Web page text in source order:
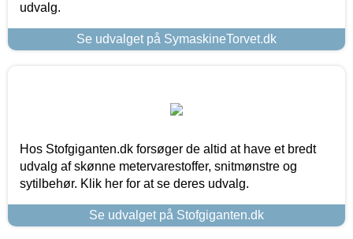
udvalg.
Se udvalget på SymaskineTorvet.dk
Hos Stofgiganten.dk forsøger de altid at have et bredt
udvalg af skønne metervarestoffer, snitmønstre og
sytilbehør. Klik her for at se deres udvalg.
Se udvalget på Stofgiganten.dk